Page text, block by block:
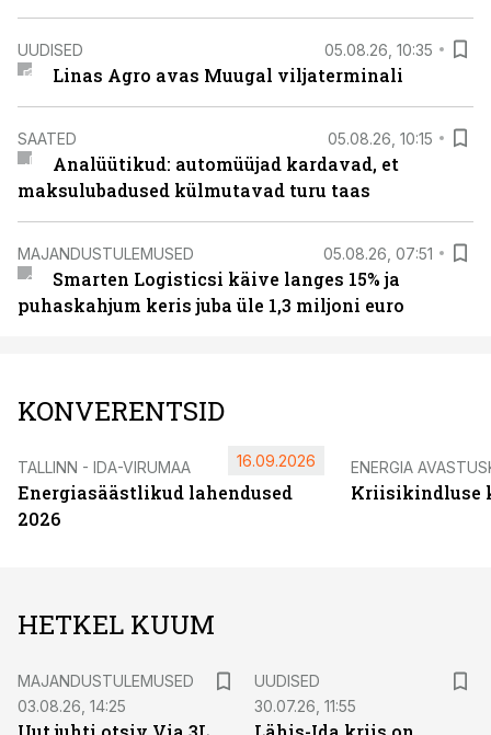
UUDISED 05.08.26, 10:35
Linas Agro avas Muugal viljaterminali
SAATED 05.08.26, 10:15
Analüütikud: automüüjad kardavad, et
maksulubadused külmutavad turu taas
MAJANDUSTULEMUSED 05.08.26, 07:51
Smarten Logisticsi käive langes 15% ja
puhaskahjum keris juba üle 1,3 miljoni euro
KONVERENTSID
TALLINN - IDA-VIRUMAA
Energiasäästlikud lahendused
2026
16.09.2026 ENERGIA
Kriisikindluse
HETKEL KUUM
MAJANDUSTULEMUSED
03.08.26, 14:25
UUDISED
30.07.26, 11:55